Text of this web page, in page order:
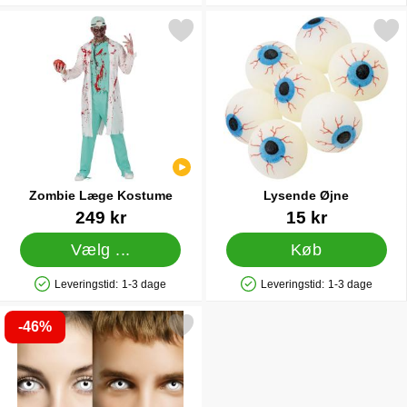
Zombie Læge Kostume
Varenr 43852249 kr
Vælg ...
Produkttilgængelighed: På lager
Leveringstid: 1-3 dage
Markér zombie Læge Kostume som favorit
Lysende Øjne
Varenr 1201415 kr
Køb
Produkttilgængelighed: På lager
Leveringstid: 1-3 dage
Markér lysende
-46%
Markér smiffys Hvide Zombie Linser som favorit